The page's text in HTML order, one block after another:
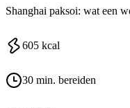
Shanghai paksoi: wat een
605 kcal
30 min. bereiden